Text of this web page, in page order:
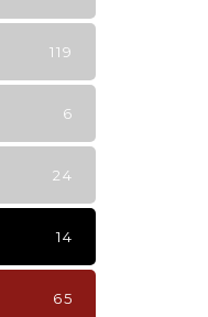
119
6
24
14
65